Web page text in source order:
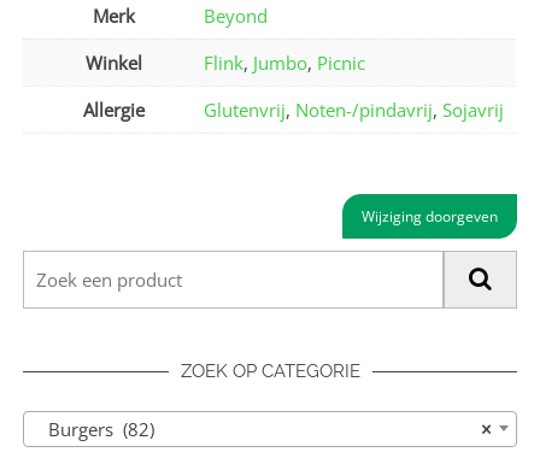
Merk
Beyond
Winkel
Flink, Jumbo, Picnic
Allergie
Glutenvrij, Noten-/pindavrij,Sojavrij
Wijziging doorgeven
ZOEK OP CATEGORIE
×
Burgers (82)